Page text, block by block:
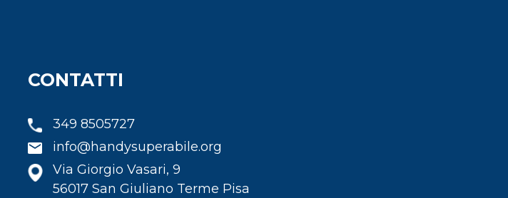
CONTATTI
349 8505727
info@handysuperabile.org
Via Giorgio Vasari, 9
56017 San Giuliano Terme Pisa